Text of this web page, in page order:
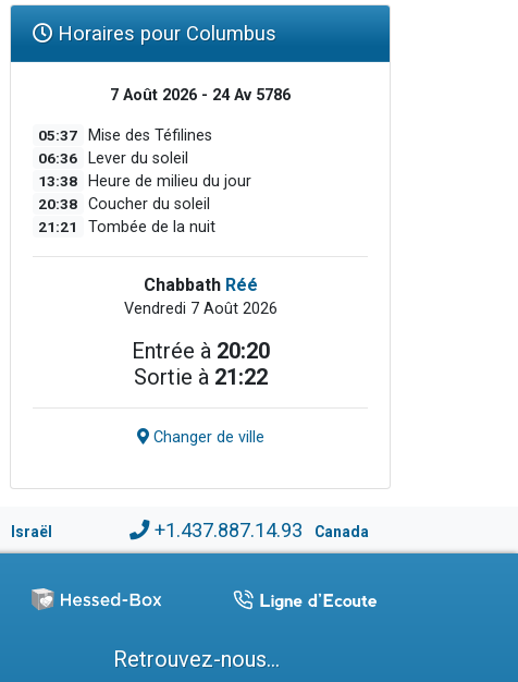
Horaires pour Columbus
7 Août 2026 - 24 Av 5786
05:37 Mise des Téfilines
06:36 Lever du soleil
13:38 Heure de milieu du jour
20:38 Coucher du soleil
21:21 Tombée de la nuit
Chabbath Réé
Vendredi 7 Août 2026
Entrée à 20:20
Sortie à 21:22
Changer de ville
Israël +1.437.887.14.93 Canada
Retrouvez-nous...